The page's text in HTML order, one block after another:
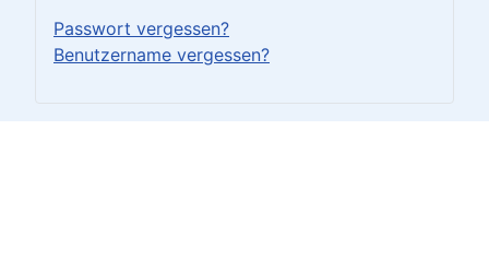
Passwort vergessen?
Benutzername vergessen?